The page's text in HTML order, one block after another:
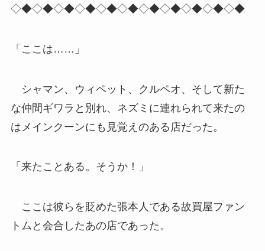
◇◆◇◆◇◆◇◆◇◆◇◆◇◆◇◆◇◆◇◆◇◆
「ここは……」
シャマン、ウィペット、クルペオ、そして新た
な仲間ギワラと別れ、ネズミに連れられて来たの
はメインクーンにも見覚えのある店だった。
「来たことある。そうか！」
ここは彼らを貶めた張本人である故買屋ファン
トムと会合したあの店であった。